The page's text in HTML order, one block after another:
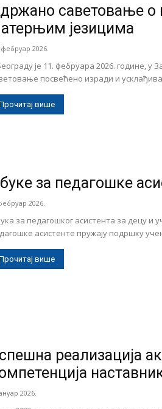
саветовање о
језицима
2026.
је 11. фебруара 2026. године,
посвећено изради и
више
за педагошке
2026.
за педагошког асистента за децу и
асистенте пружају подршку
више
реализација
2026.